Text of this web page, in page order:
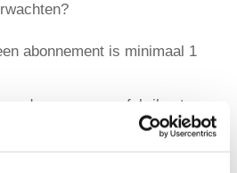
abonnement is minimaal 1
de opgave van fabrikant.
is inclusief het